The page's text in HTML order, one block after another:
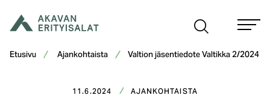
sisältöön
Etusivu Ajankohtaista Valtion jäsentiedote Valtikka 2/2024
11.6.2024 AJANKOHTAISTA